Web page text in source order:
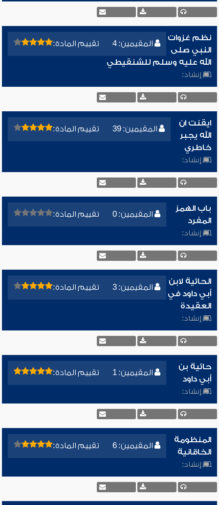
المقيمين: 4 تقييم المادة:
نظم غزوات
النبي صلى
الله عليه وسلم للشنقيطي
إنشاد:
المقيمين: 39 تقييم المادة:
ايقنت ان
الله يجبر
خاطري
إنشاد:
المقيمين: 0 تقييم المادة:
باب الهمز
المفرد
إنشاد:
المقيمين: 3 تقييم المادة:
الحائية لابن
أبي داود في
العقيدة
إنشاد:
المقيمين: 1 تقييم المادة:
حائية بن
أبي داود
إنشاد:
المقيمين: 6 تقييم المادة:
المنظومة
الخاقانية
إنشاد: